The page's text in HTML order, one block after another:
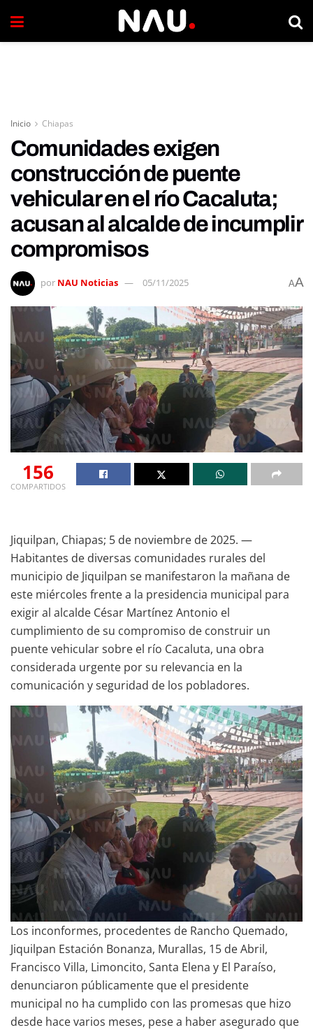
Inicio Chiapas
Comunidades exigen
construcción de puente
vehicular en el río Cacaluta;
acusan al alcalde de incumplir
compromisos
por NAU Noticias 05/11/2025 AA
156
COMPARTIDOS
Jiquilpan, Chiapas; 5 de noviembre de 2025. —
Habitantes de diversas comunidades rurales del
municipio de Jiquilpan se manifestaron la mañana de
este miércoles frente a la presidencia municipal para
exigir al alcalde César Martínez Antonio el
cumplimiento de su compromiso de construir un
puente vehicular sobre el río Cacaluta, una obra
considerada urgente por su relevancia en la
comunicación y seguridad de los pobladores.
Los inconformes, procedentes de Rancho Quemado,
Jiquilpan Estación Bonanza, Murallas, 15 de Abril,
Francisco Villa, Limoncito, Santa Elena y El Paraíso,
denunciaron públicamente que el presidente
municipal no ha cumplido con las promesas que hizo
desde hace varios meses, pese a haber asegurado que